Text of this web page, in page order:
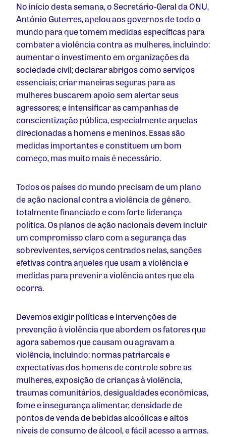
No início desta semana, o Secretário-Geral da ONU,
António Guterres, apelou aos governos de todo o
mundo para que tomem medidas específicas para
combater a violência contra as mulheres, incluindo:
aumentar o investimento em organizações da
sociedade civil; declarar abrigos como serviços
essenciais; criar maneiras seguras para as
mulheres buscarem apoio sem alertar seus
agressores; e intensificar as campanhas de
conscientização pública, especialmente aquelas
direcionadas a homens e meninos. Essas são
medidas importantes e constituem um bom
começo, mas muito mais é necessário.
Todos os países do mundo precisam de um plano
de ação nacional contra a violência de gênero,
totalmente financiado e com forte liderança
política. Os planos de ação nacionais devem incluir
um compromisso claro com a segurança das
sobreviventes, serviços centrados nelas, sanções
efetivas contra aqueles que usam a violência e
medidas para prevenir a violência antes que ela
ocorra.
Devemos exigir políticas e intervenções de
prevenção à violência que abordem os fatores que
agora sabemos que causam ou agravam a
violência, incluindo: normas patriarcais e
expectativas dos homens de controle sobre as
mulheres, exposição de crianças à violência,
traumas comunitários, desigualdades econômicas,
fome e insegurança alimentar, densidade de
pontos de venda de bebidas alcoólicas e altos
níveis de consumo de álcool, e fácil acesso a armas.